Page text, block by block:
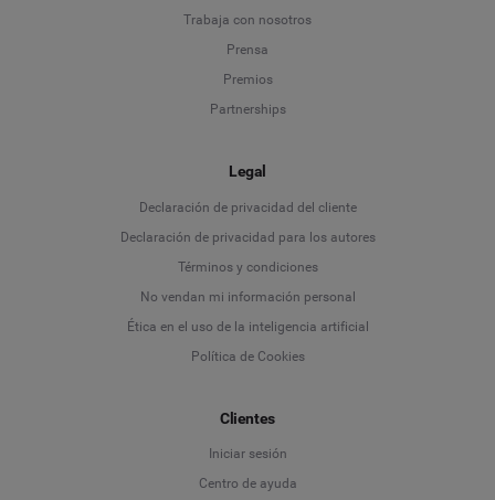
Trabaja con nosotros
Prensa
Premios
Partnerships
Legal
Declaración de privacidad del cliente
Declaración de privacidad para los autores
Términos y condiciones
No vendan mi información personal
Ética en el uso de la inteligencia artificial
Política de Cookies
Clientes
Iniciar sesión
Centro de ayuda